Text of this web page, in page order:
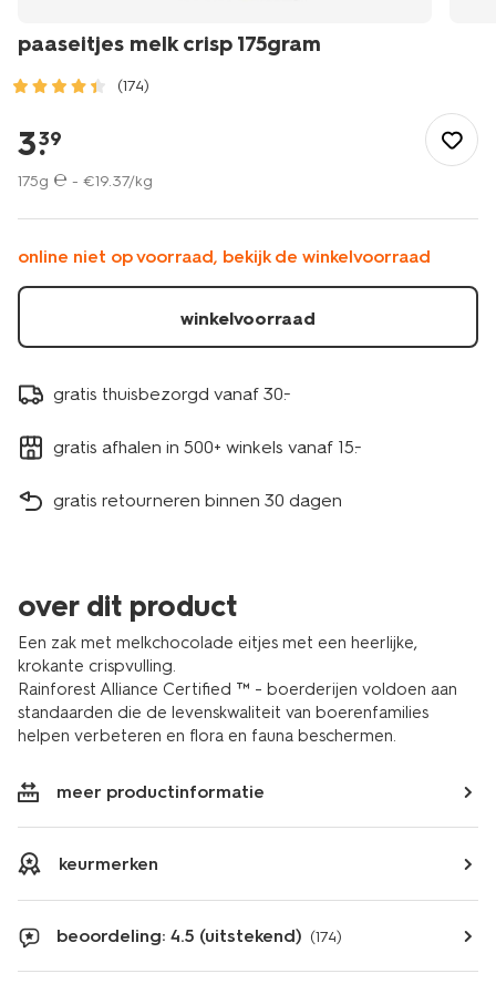
paaseitjes melk crisp 175gram
(174)
melk-
crisp-
175gram-
3.
39
175g ℮ - €19.37/kg
online niet op voorraad, bekijk de winkelvoorraad
winkelvoorraad
gratis thuisbezorgd vanaf 30.-
gratis afhalen in 500+ winkels vanaf 15.-
gratis retourneren binnen 30 dagen
over dit product
Een zak met melkchocolade eitjes met een heerlijke,
krokante crispvulling.
Rainforest Alliance Certified ™ - boerderijen voldoen aan
standaarden die de levenskwaliteit van boerenfamilies
helpen verbeteren en flora en fauna beschermen.
meer productinformatie
keurmerken
beoordeling: 4.5 (uitstekend) (174)